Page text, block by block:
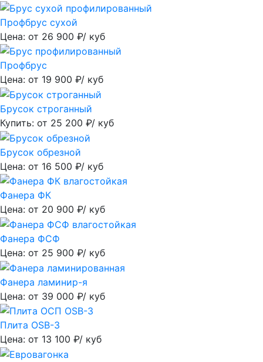
Профбрус сухой
Цена: от 26 900 ₽/ куб
Профбрус
Цена: от 19 900 ₽/ куб
Брусок строганный
Купить: от 25 200 ₽/ куб
Брусок обрезной
Цена: от 16 500 ₽/ куб
Фанера ФК
Цена: от 20 900 ₽/ куб
Фанера ФСФ
Цена: от 25 900 ₽/ куб
Фанера ламинир-я
Цена: от 39 000 ₽/ куб
Плита OSB-3
Цена: от 13 100 ₽/ куб